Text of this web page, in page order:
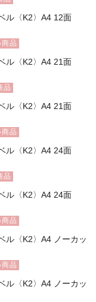
ル〈K2〉A4 12面
品
ル〈K2〉A4 21面
品
ル〈K2〉A4 21面
品
ル〈K2〉A4 24面
品
ル〈K2〉A4 24面
品
ル〈K2〉A4 ノーカッ
品
ル〈K2〉A4 ノーカッ